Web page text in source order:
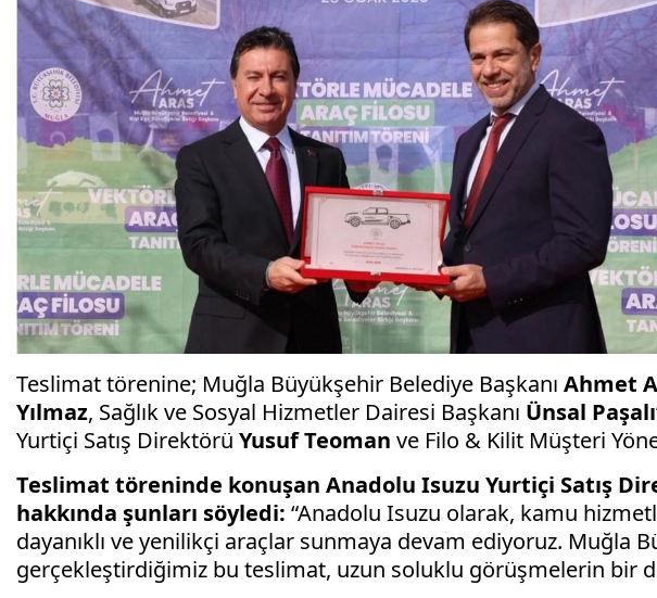
Teslimat törenine; Muğla Büyükşehir Belediye Başkanı Ahmet
Yılmaz, Sağlık ve Sosyal Hizmetler Dairesi Başkanı Ünsal Paşalı
Yurtiçi Satış Direktörü Yusuf Teoman ve Filo & Kilit Müşteri
Teslimat töreninde konuşan Anadolu Isuzu Yurtiçi Satış
hakkında şunları söyledi: “Anadolu Isuzu olarak, kamu
dayanıklı ve yenilikçi araçlar sunmaya devam ediyoruz. Muğla
gerçekleştirdiğimiz bu teslimat, uzun soluklu görüşmelerin bir